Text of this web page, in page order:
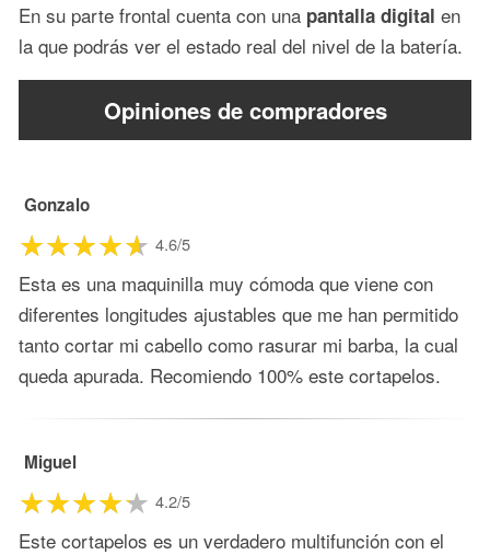
En su parte frontal cuenta con una pantalla digital en
la que podrás ver el estado real del nivel de la batería.
Opiniones de compradores
Gonzalo
4.6/5
Esta es una maquinilla muy cómoda que viene con
diferentes longitudes ajustables que me han permitido
tanto cortar mi cabello como rasurar mi barba, la cual
queda apurada. Recomiendo 100% este cortapelos.
Miguel
4.2/5
Este cortapelos es un verdadero multifunción con el